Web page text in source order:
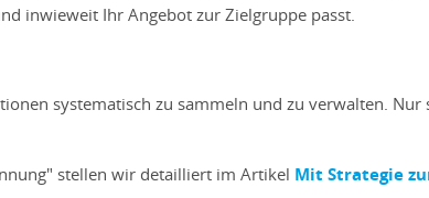
inwieweit Ihr Angebot zur Zielgruppe passt.
systematisch zu sammeln und zu verwalten. Nur
stellen wir detailliert im Artikel Mit Strategie